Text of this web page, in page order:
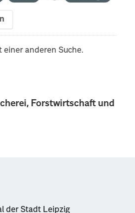
Forstwirtschaft und
einer anderen Suche.
der Stadt Leipzig